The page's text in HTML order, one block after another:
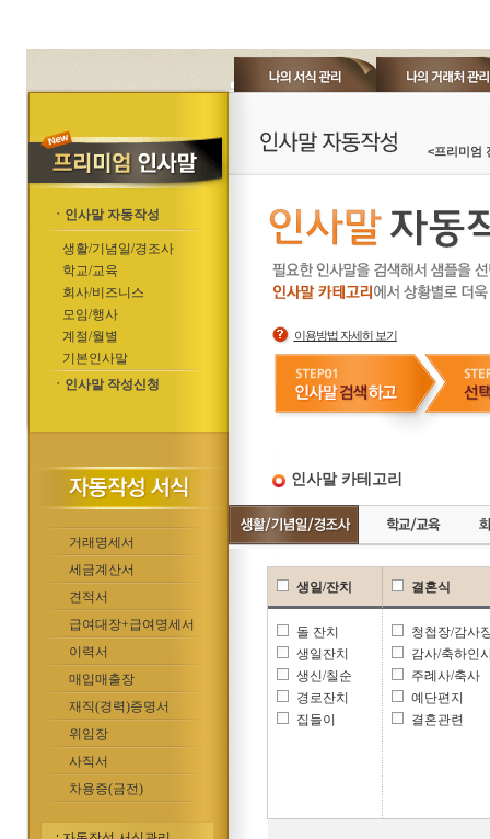
ㆍ인사말 자동작성
생활/기념일/경조사
학교/교육
회사/비즈니스
모임/행사
계절/월별
기본인사말
ㆍ인사말 작성신청
거래명세서
세금계산서
견적서
급여대장+급여명세서
이력서
매입매출장
재직(경력)증명서
위임장
사직서
차용증(금전)
<프리미엄
이용방법 자세히 보기
인사말 카테고리
생일/잔치
돌 잔치
생일잔치
생신/칠순
경로잔치
집들이
결혼식
청첩장/감사
감사/축하인
주례사/축사
예단편지
결혼관련